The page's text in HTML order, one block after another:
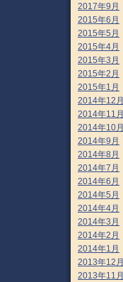
2017年9月
2015年6月
2015年5月
2015年4月
2015年3月
2015年2月
2015年1月
2014年12月
2014年11月
2014年10月
2014年9月
2014年8月
2014年7月
2014年6月
2014年5月
2014年4月
2014年3月
2014年2月
2014年1月
2013年12月
2013年11月